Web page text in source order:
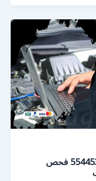
فحص كمبيوتر للسيارات 55445363 فحص